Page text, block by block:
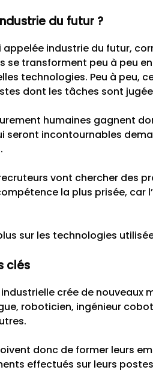
du futur ?
appelée industrie du futur,
se transforment peu à peu
technologies. Peu à peu,
dont les tâches sont
humaines gagnent
seront incontournables
vont chercher des
la plus prisée, car
sur les technologies
clés
crée de nouveaux
roboticien, ingénieur
donc de former leurs
effectués sur leurs